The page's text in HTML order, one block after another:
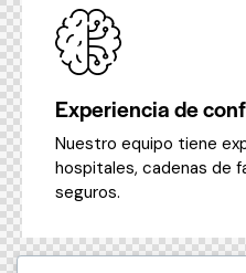
Experiencia de
Nuestro equipo tiene
hospitales, cadenas de
seguros.